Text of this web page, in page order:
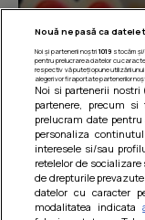
Nouă ne pasă ca
Noi și partenerii noștri 1019stocăm și/
pentru prelucrarea datelor cu
respectiv vă puteți opune utilizării
alegeri vor fi raportate partenerilor
Noi si partenerii
partenere, precum
prelucram date
personaliza
interesele si/sau
retelelor de
de drepturile
datelor cu caracter
modalitatea indicata